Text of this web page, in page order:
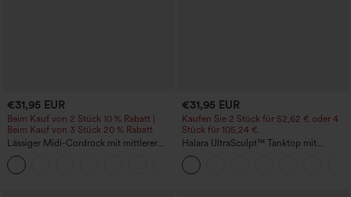
€31,95 EUR
Beim Kauf von 2 Stück 10 % Rabatt |
Beim Kauf von 3 Stück 20 % Rabatt
Lässiger Midi-Cordrock mit mittlerer
Bundhöhe und vorderseitiger
Klapptasche
€31,95 EUR
Kaufen Sie 2 Stück für 52,62 € oder 4
Stück für 105,24 €.
Halara UltraSculpt™ Tanktop mit
Rundhalsausschnitt und
geschwungenem Saum